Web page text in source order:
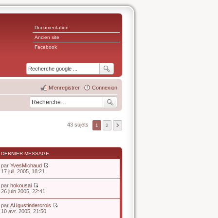
Documentation
Ancien site
Facebook
Connexion
M’enregistrer
43 sujets 1 2
DERNIER MESSAGE
par YvesMichaud
e
d
17 juil. 2005, 18:21
par hokousai
V
r
l
26 juin 2005, 22:41
par AUgustindercrois
10 avr. 2005, 21:50